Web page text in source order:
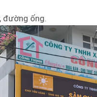
đường ống.